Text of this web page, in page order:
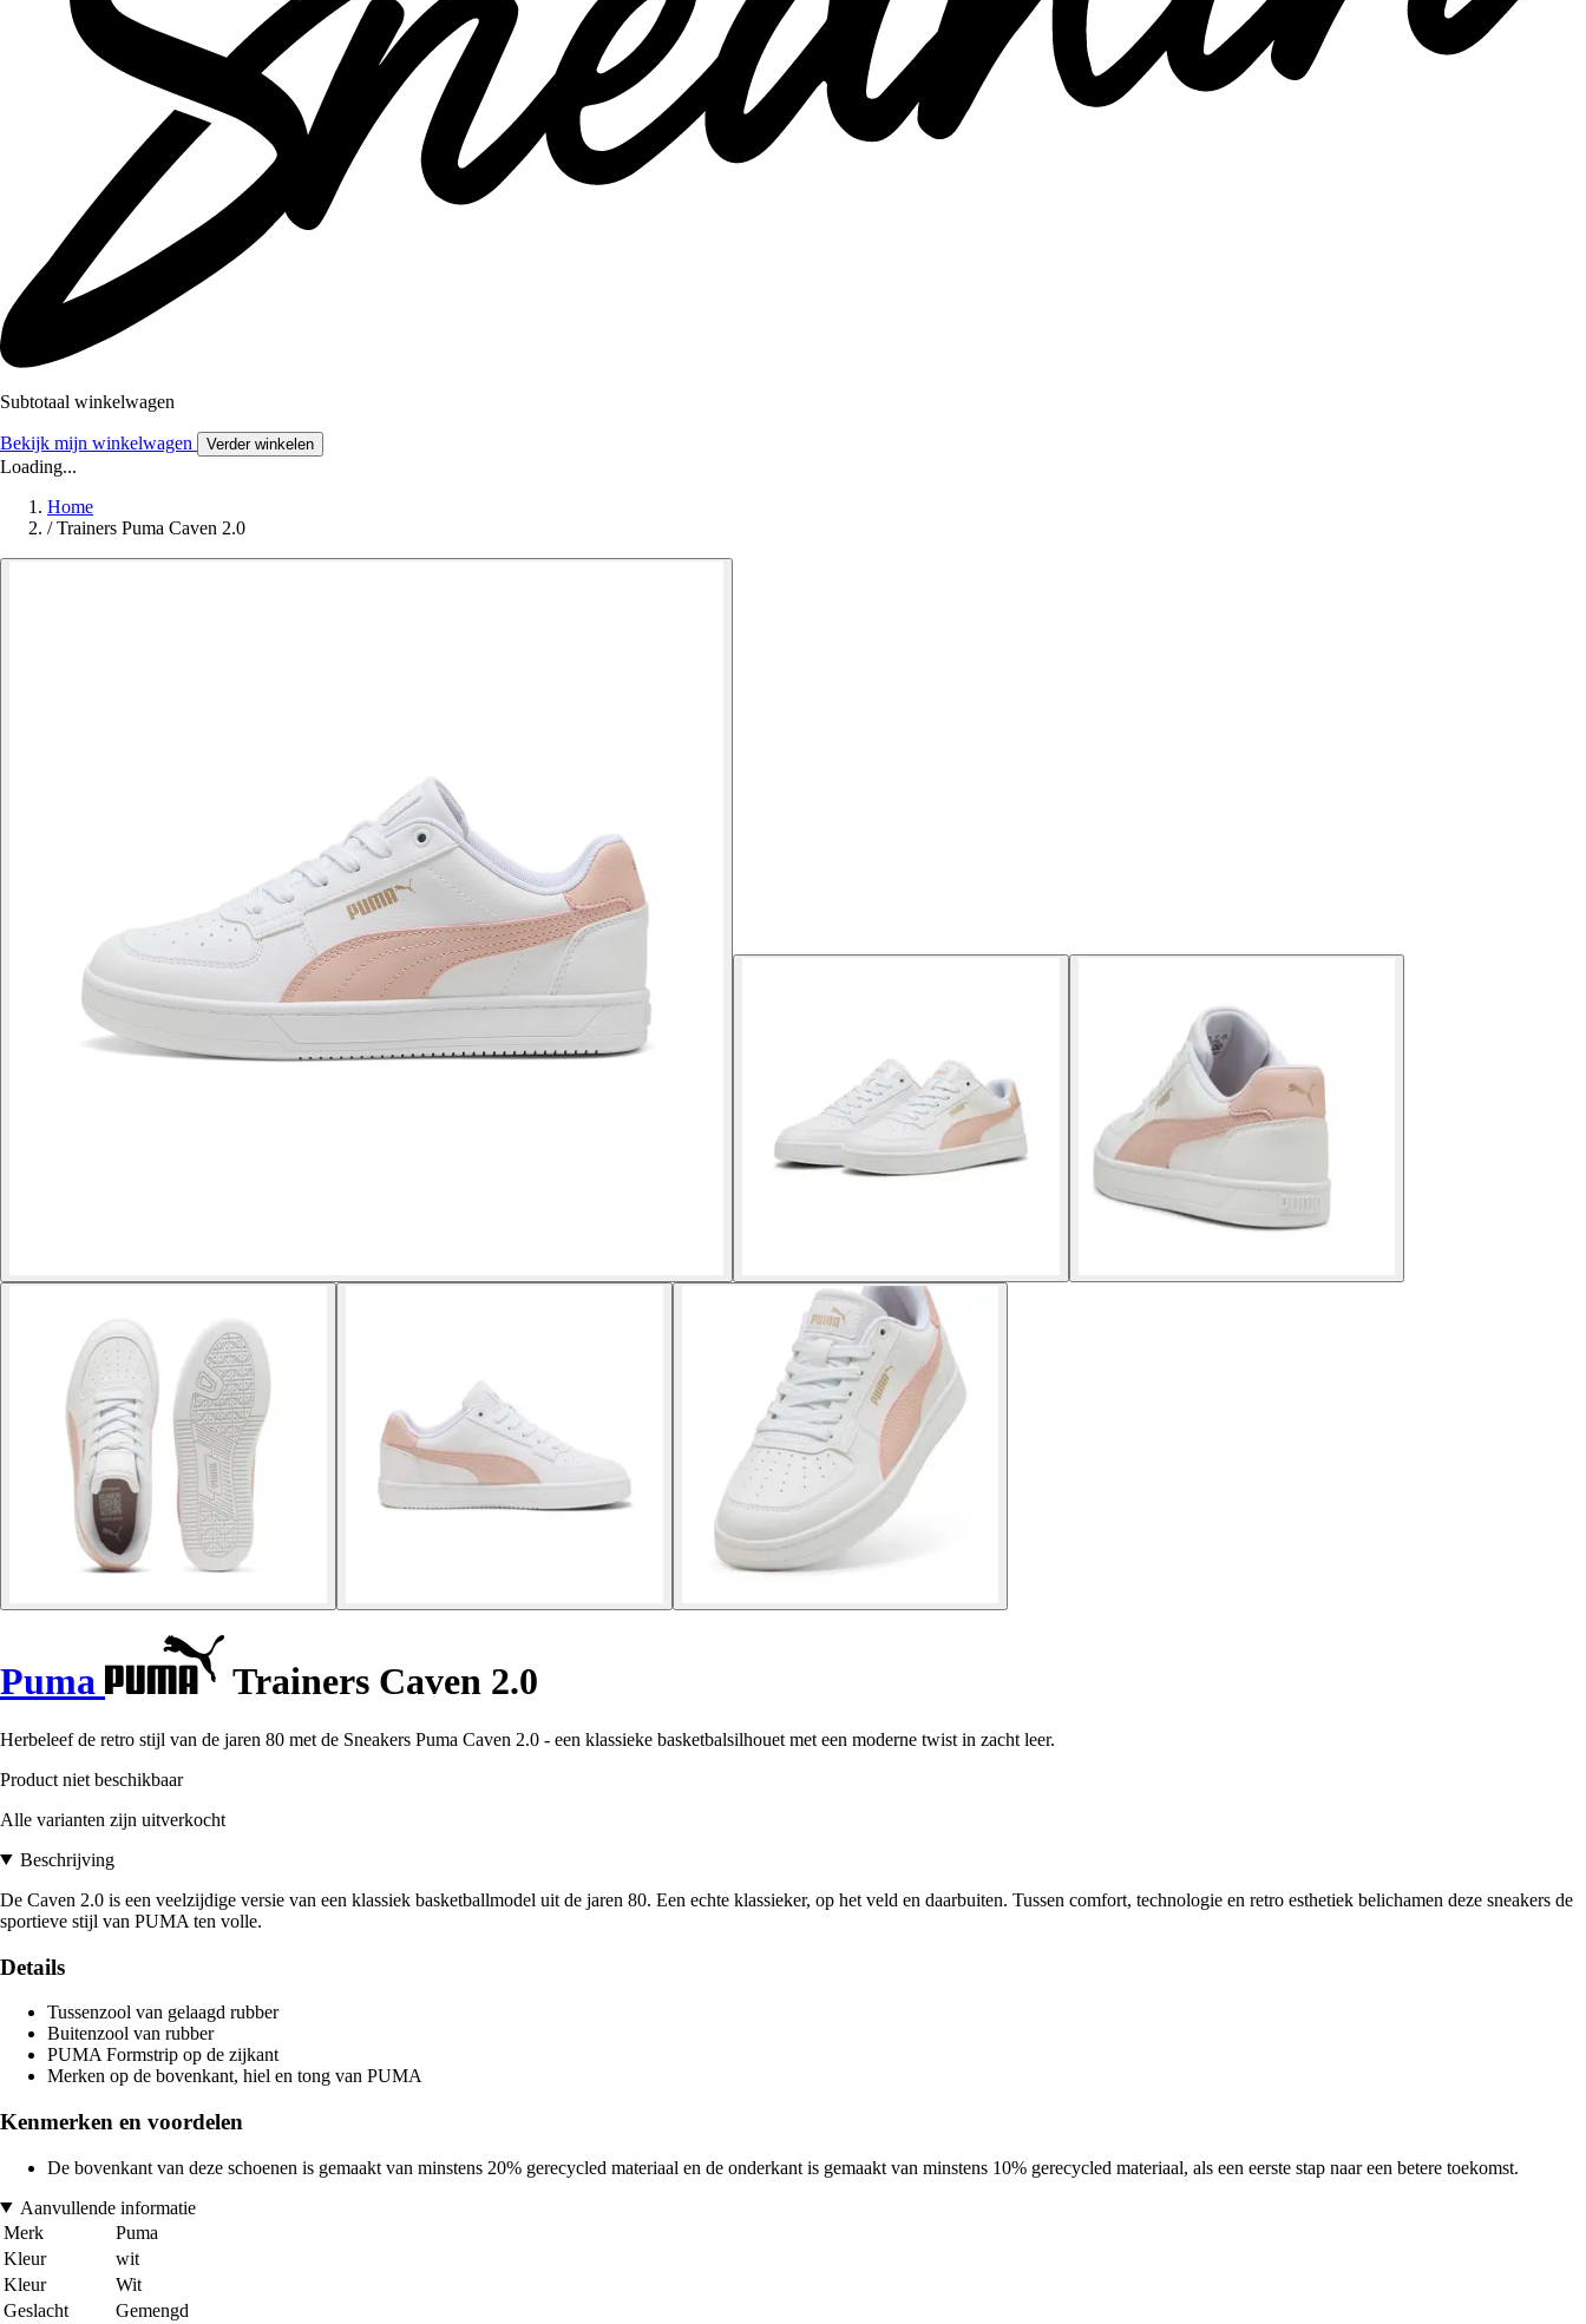
Subtotaal winkelwagen
Bekijk mijn winkelwagen Verder winkelen
Loading...
Home
/ Trainers Puma Caven 2.0
Puma Trainers Caven 2.0
Herbeleef de retro stijl van de jaren 80 met de Sneakers Puma Caven 2.0 - een klassieke basketbalsilhouet met een moderne twist in zacht leer.
Product niet beschikbaar
Alle varianten zijn uitverkocht
Beschrijving
De Caven 2.0 is een veelzijdige versie van een klassiek basketballmodel uit de jaren 80. Een echte klassieker, op het veld en daarbuiten. Tussen comfort, technologie en retro esthetiek belichamen deze sneakers de
sportieve stijl van PUMA ten volle.
Details
Tussenzool van gelaagd rubber
Buitenzool van rubber
PUMA Formstrip op de zijkant
Merken op de bovenkant, hiel en tong van PUMA
Kenmerken en voordelen
De bovenkant van deze schoenen is gemaakt van minstens 20% gerecycled materiaal en de onderkant is gemaakt van minstens 10% gerecycled materiaal, als een eerste stap naar een betere toekomst.
Aanvullende informatie
Merk
Puma
Kleur
wit
Kleur
Wit
Geslacht
Gemengd